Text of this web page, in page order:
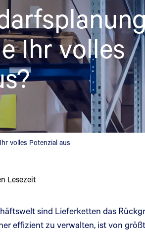
Ihr volles
volles Potenzial aus
Lesezeit
sind Lieferketten das
effizient zu verwalten, ist von